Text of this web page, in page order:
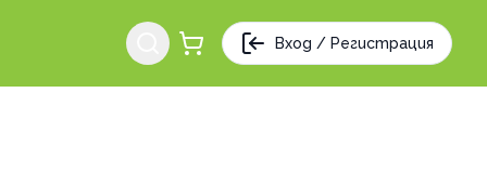
Вход / Регистрация